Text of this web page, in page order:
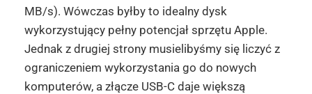
MB/s). Wówczas byłby to idealny dysk
wykorzystujący pełny potencjał sprzętu Apple.
Jednak z drugiej strony musielibyśmy się liczyć z
ograniczeniem wykorzystania go do nowych
komputerów, a złącze USB-C daje większą